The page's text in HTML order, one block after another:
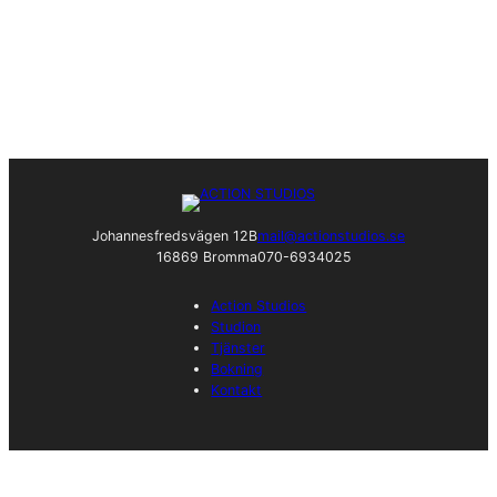
Johannesfredsvägen 12B
16869 Bromma
mail@actionstudios.se
070-6934025
Action Studios
Studion
Tjänster
Bokning
Kontakt